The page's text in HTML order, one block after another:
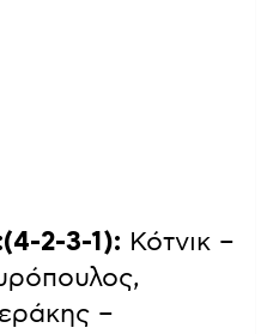
2-3-1): Κότνικ –
–